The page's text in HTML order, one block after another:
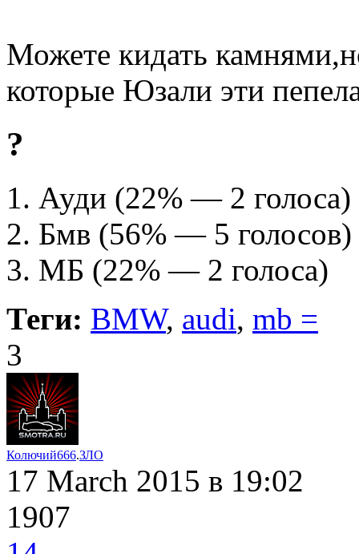
Можете кидать
которые Юзали эти
?
Ауди (22% — 2 голоса)
Бмв (56% — 5 голосов)
МБ (22% — 2 голоса)
Теги: BMW, audi, mb =
3
Колючий666.ЗЛО
17 March 2015 в 19:02
1907